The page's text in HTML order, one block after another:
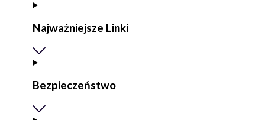
Najważniejsze Linki
Bezpieczeństwo